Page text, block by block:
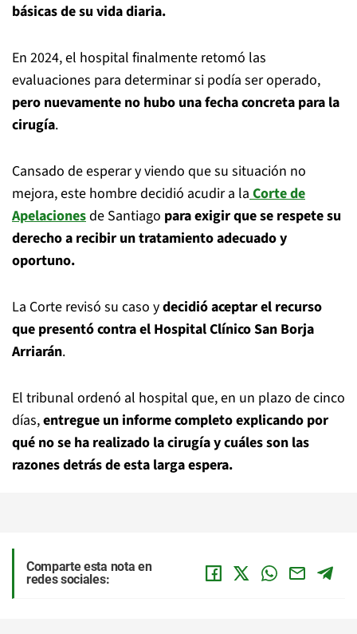
básicas de su vida diaria.
En 2024, el hospital finalmente retomó las
evaluaciones para determinar si podía ser operado,
pero nuevamente no hubo una fecha concreta para la
cirugía.
Cansado de esperar y viendo que su situación no
mejora, este hombre decidió acudir a laCorte de
Apelacionesde Santiago para exigir que se respete su
derecho a recibir un tratamiento adecuado y
oportuno.
La Corte revisó su caso ydecidió aceptar el recurso
que presentó contra el Hospital Clínico San Borja
Arriarán.
El tribunal ordenó al hospital que, en un plazo de cinco
días,entregue un informe completo explicando por
qué no se ha realizado la cirugía y cuáles son las
razones detrás de esta larga espera.
Comparte esta nota en
redes sociales: